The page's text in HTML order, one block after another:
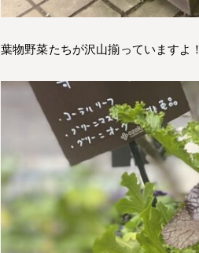
葉物野菜たちが沢山揃っていますよ！